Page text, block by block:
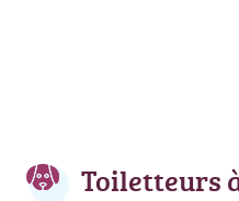
Toiletteurs